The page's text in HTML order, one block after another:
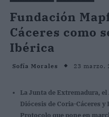
Fundación
Cáceres como
Ibérica
Sofía Morales 23 marzo,
La Junta de Extremadura,
Diócesis de Coria-Cáceres
Protocolo que pone en